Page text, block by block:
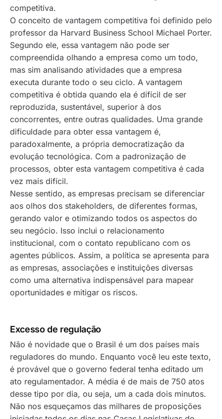
competitiva.
O conceito de vantagem competitiva foi definido pelo
professor da Harvard Business School Michael Porter.
Segundo ele, essa vantagem não pode ser
compreendida olhando a empresa como um todo,
mas sim analisando atividades que a empresa
executa durante todo o seu ciclo. A vantagem
competitiva é obtida quando ela é difícil de ser
reproduzida, sustentável, superior à dos
concorrentes, entre outras qualidades. Uma grande
dificuldade para obter essa vantagem é,
paradoxalmente, a própria democratização da
evolução tecnológica. Com a padronização de
processos, obter esta vantagem competitiva é cada
vez mais difícil.
Nesse sentido, as empresas precisam se diferenciar
aos olhos dos stakeholders, de diferentes formas,
gerando valor e otimizando todos os aspectos do
seu negócio. Isso inclui o relacionamento
institucional, com o contato republicano com os
agentes públicos. Assim, a política se apresenta para
as empresas, associações e instituições diversas
como uma alternativa indispensável para mapear
oportunidades e mitigar os riscos.
Excesso de regulação
Não é novidade que o Brasil é um dos países mais
reguladores do mundo. Enquanto você leu este texto,
é provável que o governo federal tenha editado um
ato regulamentador. A média é de mais de 750 atos
desse tipo por dia, ou seja, um a cada dois minutos.
Não nos esqueçamos das milhares de proposições